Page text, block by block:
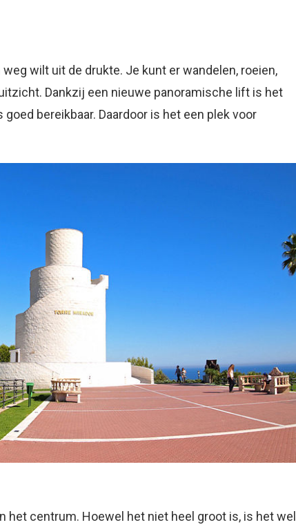
wilt uit de drukte. Je kunt er wandelen, roeien,
Dankzij een nieuwe panoramische lift is het
bereikbaar. Daardoor is het een plek voor
het centrum. Hoewel het niet heel groot is, is het wel